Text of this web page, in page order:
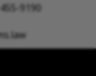
455-9190